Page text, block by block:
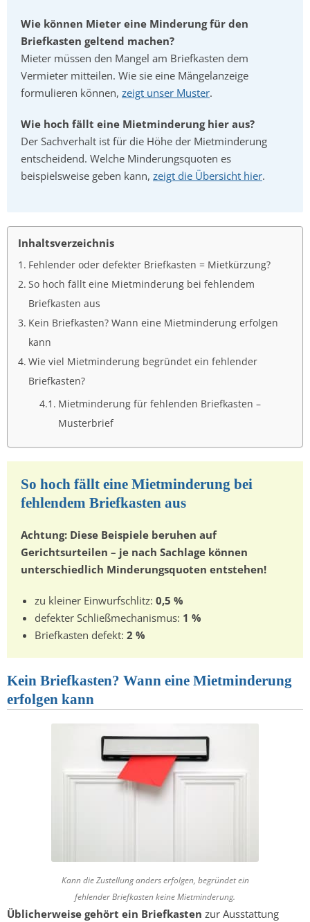
Wie können Mieter eine Minderung für den
Briefkasten geltend machen?
Mieter müssen den Mangel am Briefkasten dem
Vermieter mitteilen. Wie sie eine Mängelanzeige
formulieren können, zeigt unser Muster.
Wie hoch fällt eine Mietminderung hier aus?
Der Sachverhalt ist für die Höhe der Mietminderung
entscheidend. Welche Minderungsquoten es
beispielsweise geben kann, zeigt die Übersicht hier.
Inhaltsverzeichnis
Fehlender oder defekter Briefkasten = Mietkürzung?
So hoch fällt eine Mietminderung bei fehlendem
Briefkasten aus
Kein Briefkasten? Wann eine Mietminderung erfolgen
kann
Wie viel Mietminderung begründet ein fehlender
Briefkasten?
Mietminderung für fehlenden Briefkasten –
Musterbrief
So hoch fällt eine Mietminderung bei
fehlendem Briefkasten aus
Achtung: Diese Beispiele beruhen auf
Gerichtsurteilen – je nach Sachlage können
unterschiedlich Minderungsquoten entstehen!
zu kleiner Einwurfschlitz: 0,5 %
defekter Schließmechanismus: 1 %
Briefkasten defekt: 2 %
Kein Briefkasten? Wann eine Mietminderung
erfolgen kann
Kann die Zustellung anders erfolgen, begründet ein
fehlender Briefkasten keine Mietminderung.
Üblicherweise gehört ein Briefkasten zur Ausstattung